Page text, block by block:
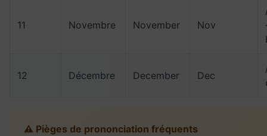
11 Novembre November Nov
12 Décembre December Dec
⚠️ Pièges de prononciation fréquents